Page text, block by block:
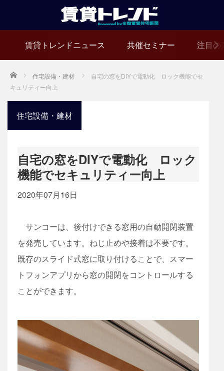
賃貸トレンドニュース 共催セミナー 注目の
Home 住宅設備・建材
自宅の窓をDIYで電動化 ロック機能でセ
キュリティー向上
住宅設備・建材
自宅の窓をDIYで電動化 ロック
機能でセキュリティー向上
2020年07月16日
サンコーは、後付けできる窓用の自動開閉装置
を発売しています。ねじ止めや接着は不要です。
既存のスライド式窓に取り付けることで、スマー
トフォンアプリから窓の開閉をコントロールする
ことができます。